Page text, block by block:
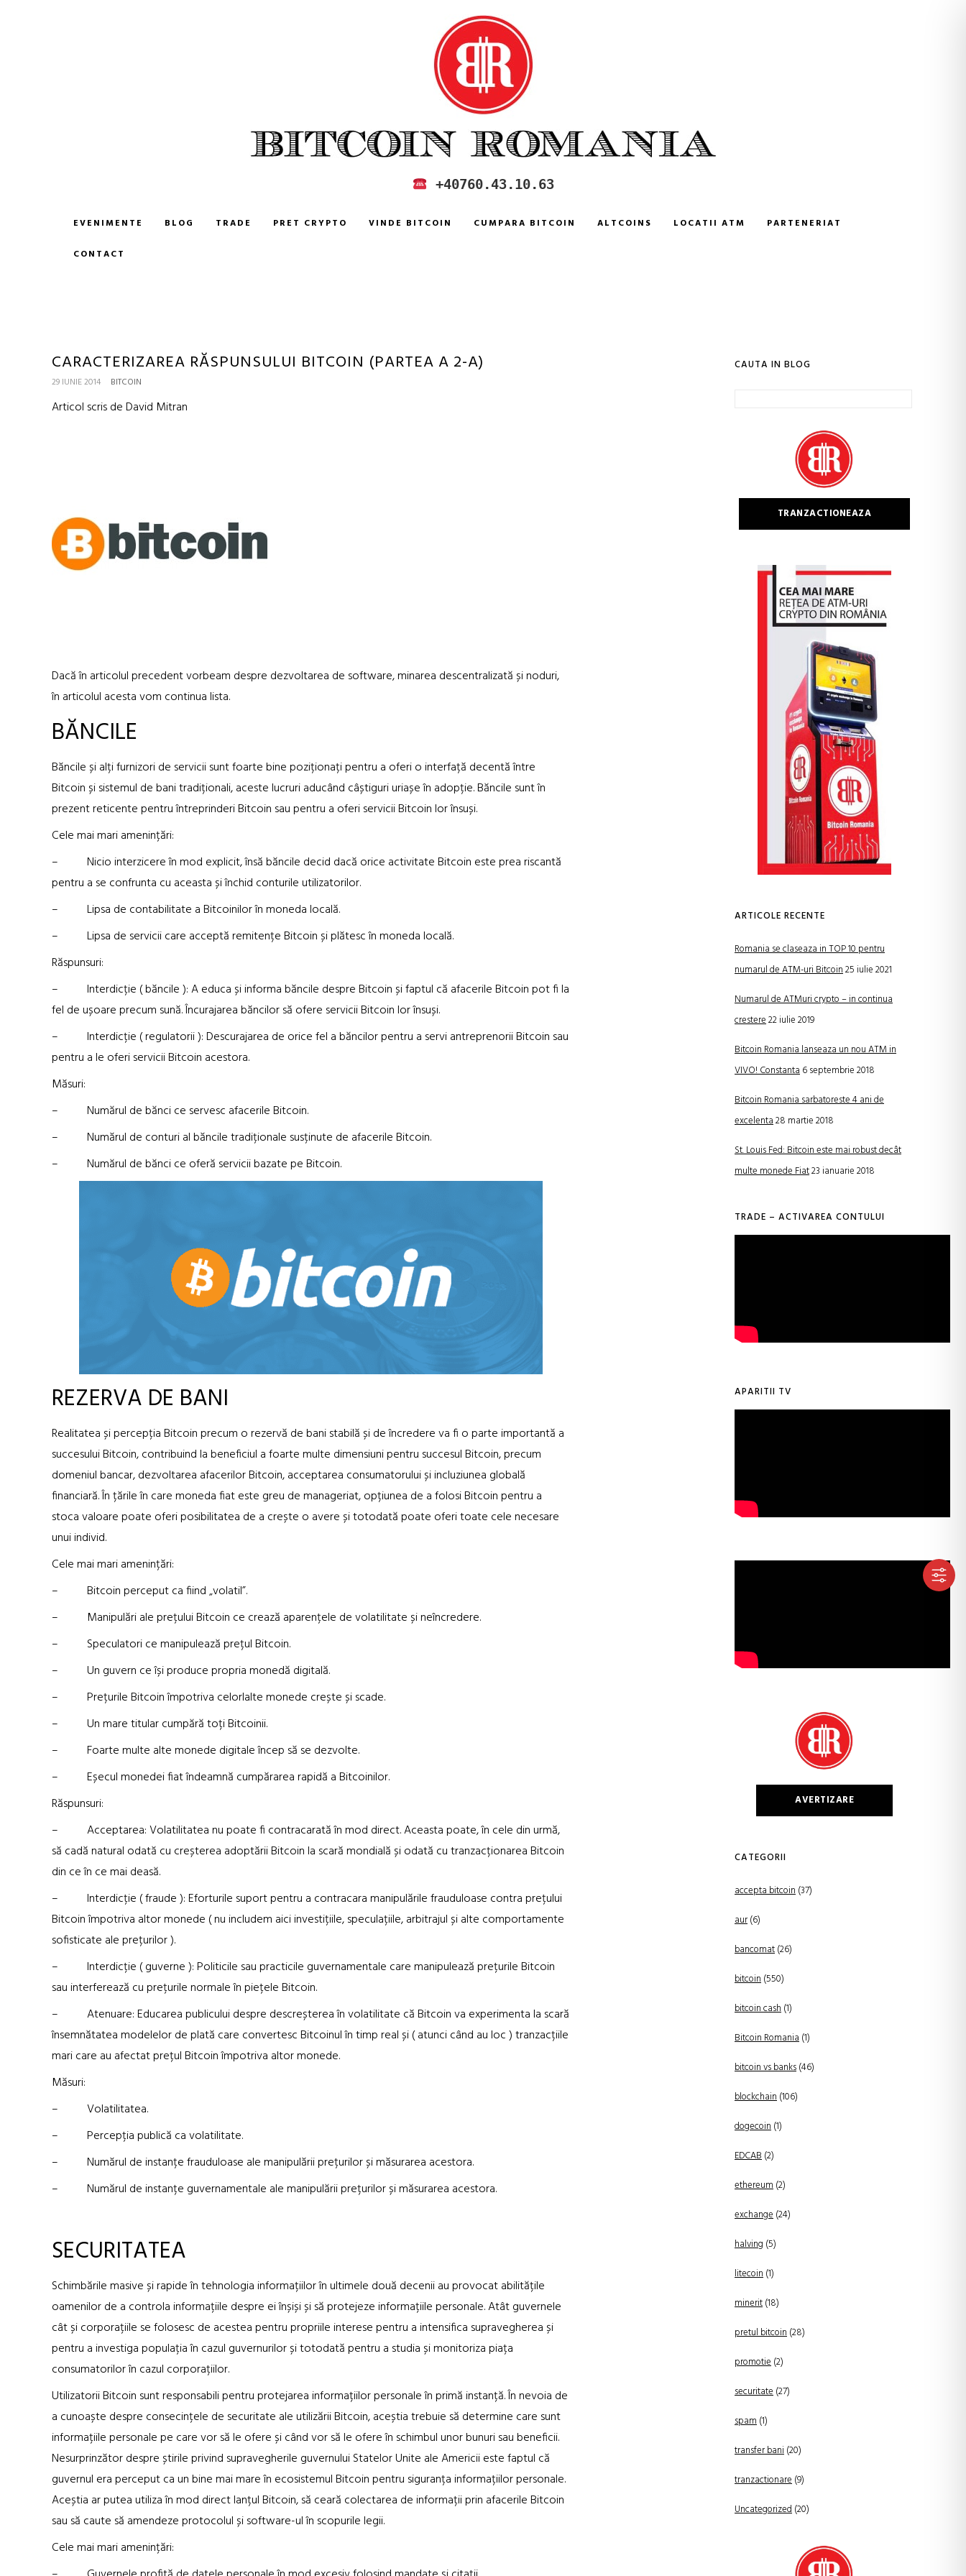
CUMPARA SI VINDE BITCOIN IN ROMANIA +40760.43.10.63
EVENIMENTE BLOG TRADE PRET CRYPTO VINDE BITCOIN CUMPARA BITCOIN ALTCOINS LOCATII ATM PARTENERIAT
CONTACT
CARACTERIZAREA RĂSPUNSULUI BITCOIN (PARTEA A 2-A)
29 IUNIE 2014 BITCOIN
Articol scris de David Mitran
Dacă în articolul precedent vorbeam despre dezvoltarea de software, minarea descentralizată și noduri,
în articolul acesta vom continua lista.
BĂNCILE
Băncile și alți furnizori de servicii sunt foarte bine poziționați pentru a oferi o interfață decentă între
Bitcoin și sistemul de bani tradiționali, aceste lucruri aducând câștiguri uriașe în adopție. Băncile sunt în
prezent reticente pentru întreprinderi Bitcoin sau pentru a oferi servicii Bitcoin lor însuși.
Cele mai mari amenințări:
– Nicio interzicere în mod explicit, însă băncile decid dacă orice activitate Bitcoin este prea riscantă
pentru a se confrunta cu aceasta și închid conturile utilizatorilor.
– Lipsa de contabilitate a Bitcoinilor în moneda locală.
– Lipsa de servicii care acceptă remitențe Bitcoin și plătesc în moneda locală.
Răspunsuri:
– Interdicție ( băncile ): A educa și informa băncile despre Bitcoin și faptul că afacerile Bitcoin pot fi la
fel de ușoare precum sună. Încurajarea băncilor să ofere servicii Bitcoin lor însuși.
– Interdicție ( regulatorii ): Descurajarea de orice fel a băncilor pentru a servi antreprenorii Bitcoin sau
pentru a le oferi servicii Bitcoin acestora.
Măsuri:
– Numărul de bănci ce servesc afacerile Bitcoin.
– Numărul de conturi al băncile tradiționale susținute de afacerile Bitcoin.
– Numărul de bănci ce oferă servicii bazate pe Bitcoin.
REZERVA DE BANI
Realitatea și percepția Bitcoin precum o rezervă de bani stabilă și de încredere va fi o parte importantă a
succesului Bitcoin, contribuind la beneficiul a foarte multe dimensiuni pentru succesul Bitcoin, precum
domeniul bancar, dezvoltarea afacerilor Bitcoin, acceptarea consumatorului și incluziunea globală
financiară. În țările în care moneda fiat este greu de manageriat, opțiunea de a folosi Bitcoin pentru a
stoca valoare poate oferi posibilitatea de a crește o avere și totodată poate oferi toate cele necesare
unui individ.
Cele mai mari amenințări:
– Bitcoin perceput ca fiind „volatil”.
– Manipulări ale prețului Bitcoin ce crează aparențele de volatilitate și neîncredere.
– Speculatori ce manipulează prețul Bitcoin.
– Un guvern ce își produce propria monedă digitală.
– Prețurile Bitcoin împotriva celorlalte monede crește și scade.
– Un mare titular cumpără toți Bitcoinii.
– Foarte multe alte monede digitale încep să se dezvolte.
– Eșecul monedei fiat îndeamnă cumpărarea rapidă a Bitcoinilor.
Răspunsuri:
– Acceptarea: Volatilitatea nu poate fi contracarată în mod direct. Aceasta poate, în cele din urmă,
să cadă natural odată cu creșterea adoptării Bitcoin la scară mondială și odată cu tranzacționarea Bitcoin
din ce în ce mai deasă.
– Interdicție ( fraude ): Eforturile suport pentru a contracara manipulările frauduloase contra prețului
Bitcoin împotriva altor monede ( nu includem aici investițiile, speculațiile, arbitrajul și alte comportamente
sofisticate ale prețurilor ).
– Interdicție ( guverne ): Politicile sau practicile guvernamentale care manipulează prețurile Bitcoin
sau interferează cu prețurile normale în piețele Bitcoin.
– Atenuare: Educarea publicului despre descreșterea în volatilitate că Bitcoin va experimenta la scară
însemnătatea modelelor de plată care convertesc Bitcoinul în timp real și ( atunci când au loc ) tranzacțiile
mari care au afectat prețul Bitcoin împotriva altor monede.
Măsuri:
– Volatilitatea.
– Percepția publică ca volatilitate.
– Numărul de instanțe frauduloase ale manipulării prețurilor și măsurarea acestora.
– Numărul de instanțe guvernamentale ale manipulării prețurilor și măsurarea acestora.
SECURITATEA
Schimbările masive și rapide în tehnologia informațiilor în ultimele două decenii au provocat abilitățile
oamenilor de a controla informațiile despre ei înșiși și să protejeze informațiile personale. Atât guvernele
cât și corporațiile se folosesc de acestea pentru propriile interese pentru a intensifica supravegherea și
pentru a investiga populația în cazul guvernurilor și totodată pentru a studia și monitoriza piața
consumatorilor în cazul corporațiilor.
Utilizatorii Bitcoin sunt responsabili pentru protejarea informațiilor personale în primă instanță. În nevoia de
a cunoaște despre consecințele de securitate ale utilizării Bitcoin, aceștia trebuie să determine care sunt
informațiile personale pe care vor să le ofere și când vor să le ofere în schimbul unor bunuri sau beneficii.
Nesurprinzător despre știrile privind supravegherile guvernului Statelor Unite ale Americii este faptul că
guvernul era perceput ca un bine mai mare în ecosistemul Bitcoin pentru siguranța informațiilor personale.
Aceștia ar putea utiliza în mod direct lanțul Bitcoin, să ceară colectarea de informații prin afacerile Bitcoin
sau să caute să amendeze protocolul și software-ul în scopurile legii.
Cele mai mari amenințări:
CAUTA IN BLOG
TRANZACTIONEAZA
ARTICOLE RECENTE
Romania se claseaza in TOP 10 pentru
numarul de ATM-uri Bitcoin25 iulie 2021
Numarul de ATMuri crypto – in continua
crestere22 iulie 2019
Bitcoin Romania lanseaza un nou ATM in
VIVO! Constanta6 septembrie 2018
Bitcoin Romania sarbatoreste 4 ani de
excelenta28 martie 2018
St. Louis Fed: Bitcoin este mai robust decât
multe monede Fiat23 ianuarie 2018
TRADE – ACTIVAREA CONTULUI
APARITII TV
AVERTIZARE
CATEGORII
accepta bitcoin(37)
aur(6)
bancomat(26)
bitcoin(550)
bitcoin cash(1)
Bitcoin Romania(1)
bitcoin vs banks(46)
blockchain(106)
dogecoin(1)
EDCAB(2)
ethereum(2)
exchange(24)
halving (5)
litecoin(1)
minerit(18)
pretul bitcoin(28)
promotie(2)
securitate(27)
spam(1)
transfer bani(20)
tranzactionare(9)
Uncategorized(20)